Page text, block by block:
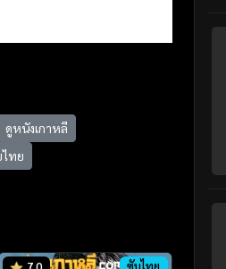
ดูหนังเกาหลี
ทย
ซับไทย